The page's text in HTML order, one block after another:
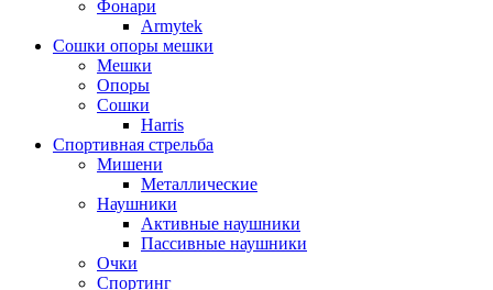
Фонари
Armytek
Сошки опоры мешки
Мешки
Опоры
Сошки
Harris
Спортивная стрельба
Мишени
Металлические
Наушники
Активные наушники
Пассивные наушники
Очки
Спортинг